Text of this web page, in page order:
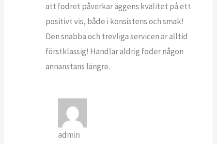
att fodret påverkar äggens kvalitet på ett
positivt vis, både i konsistens och smak!
Den snabba och trevliga servicen är alltid
förstklassig! Handlar aldrig foder någon
annanstans längre.
admin